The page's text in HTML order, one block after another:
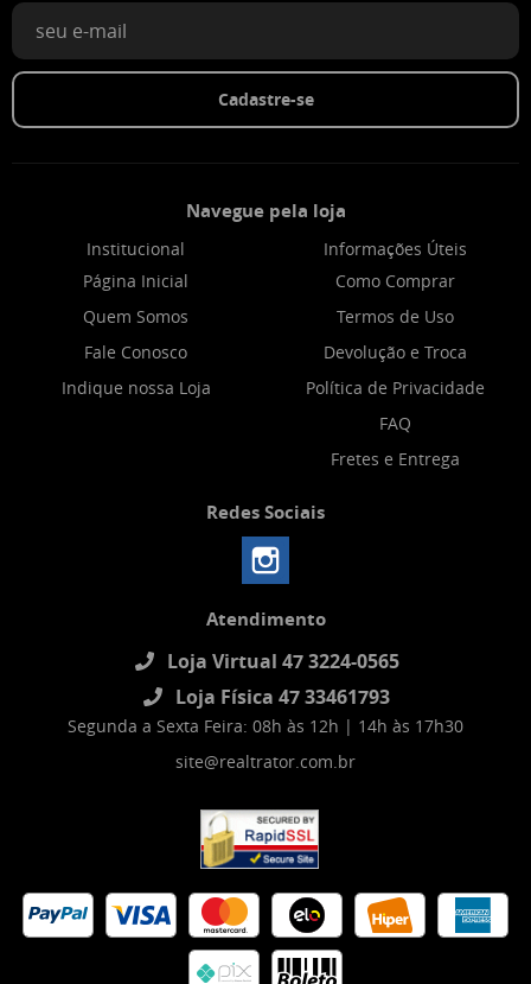
Cadastre-se
Navegue pela loja
Institucional
Página Inicial
Quem Somos
Fale Conosco
Indique nossa Loja
Informações Úteis
Como Comprar
Termos de Uso
Devolução e Troca
Política de Privacidade
FAQ
Fretes e Entrega
Redes Sociais
Atendimento
Loja Virtual 47 3224-0565
Loja Física 47 33461793
Segunda a Sexta Feira: 08h às 12h | 14h às 17h30
site@realtrator.com.br